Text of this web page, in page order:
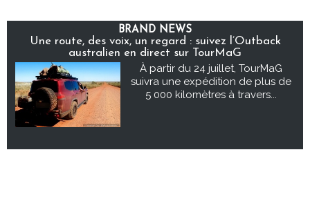
BRAND NEWS
Une route, des voix, un regard : suivez l’Outback
australien en direct sur TourMaG
À partir du 24 juillet, TourMaG
suivra une expédition de plus de
5 000 kilomètres à travers...